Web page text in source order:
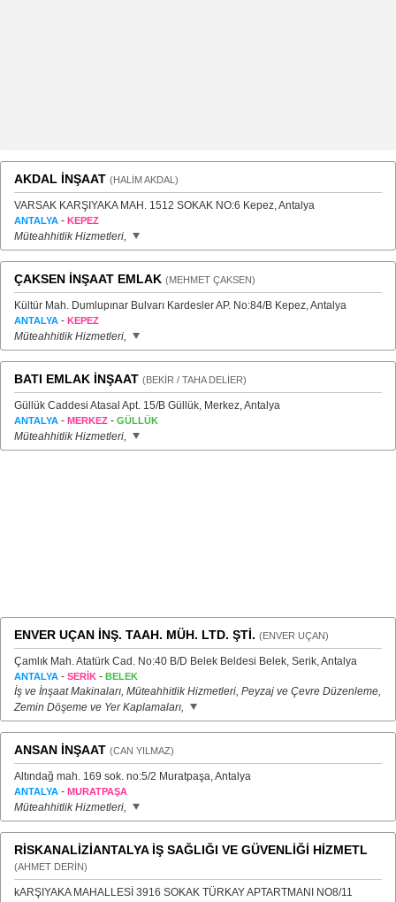
AKDAL İNŞAAT (HALİM AKDAL)
VARSAK KARŞIYAKA MAH. 1512 SOKAK NO:6 Kepez, Antalya
ANTALYA - KEPEZ
Müteahhitlik Hizmetleri,
ÇAKSEN İNŞAAT EMLAK (MEHMET ÇAKSEN)
Kültür Mah. Dumlupınar Bulvarı Kardesler AP. No:84/B Kepez, Antalya
ANTALYA - KEPEZ
Müteahhitlik Hizmetleri,
BATI EMLAK İNŞAAT (BEKİR / TAHA DELİER)
Güllük Caddesi Atasal Apt. 15/B Güllük, Merkez, Antalya
ANTALYA - MERKEZ - GÜLLÜK
Müteahhitlik Hizmetleri,
ENVER UÇAN İNŞ. TAAH. MÜH. LTD. ŞTİ. (ENVER UÇAN)
Çamlık Mah. Atatürk Cad. No:40 B/D Belek Beldesi Belek, Serik, Antalya
ANTALYA - SERİK - BELEK
İş ve İnşaat Makinaları, Müteahhitlik Hizmetleri, Peyzaj ve Çevre Düzenleme,
Zemin Döşeme ve Yer Kaplamaları,
ANSAN İNŞAAT (CAN YILMAZ)
Altındağ mah. 169 sok. no:5/2 Muratpaşa, Antalya
ANTALYA - MURATPAŞA
Müteahhitlik Hizmetleri,
RİSKANALİZİANTALYA İŞ SAĞLIĞI VE GÜVENLİĞİ HİZMETL
(AHMET DERİN)
kARŞIYAKA MAHALLESİ 3916 SOKAK TÜRKAY APTARTMANI NO8/11